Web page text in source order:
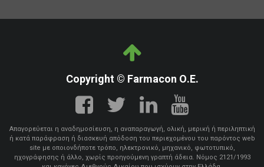
Copyright © Farmacon Ο.Ε.
Απαγορεύεται η αναδημοσίευση, η αναπαραγωγή, ολική, μερική ή περιληπτική
ή κατά παράφραση ή διασκευή απόδοση του περιεχομένου του παρόντος web
site με οποιονδήποτε τρόπο, ηλεκτρονικό, μηχανικό, φωτοτυπικό,
ηχογράφησης ή άλλο, χωρίς προηγούμενη γραπτή άδεια. Νόμος 2121/1993